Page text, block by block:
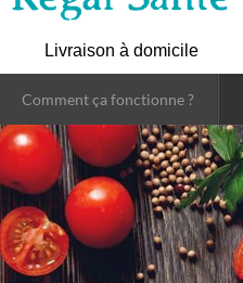
Livraison à domicile
Comment ça fonctionne ?